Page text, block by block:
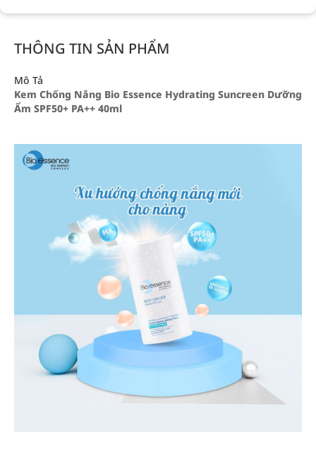
THÔNG TIN SẢN PHẨM
Mô Tả
Kem Chống Nắng Bio Essence Hydrating Suncreen Dưỡng
Ẩm SPF50+ PA++ 40ml